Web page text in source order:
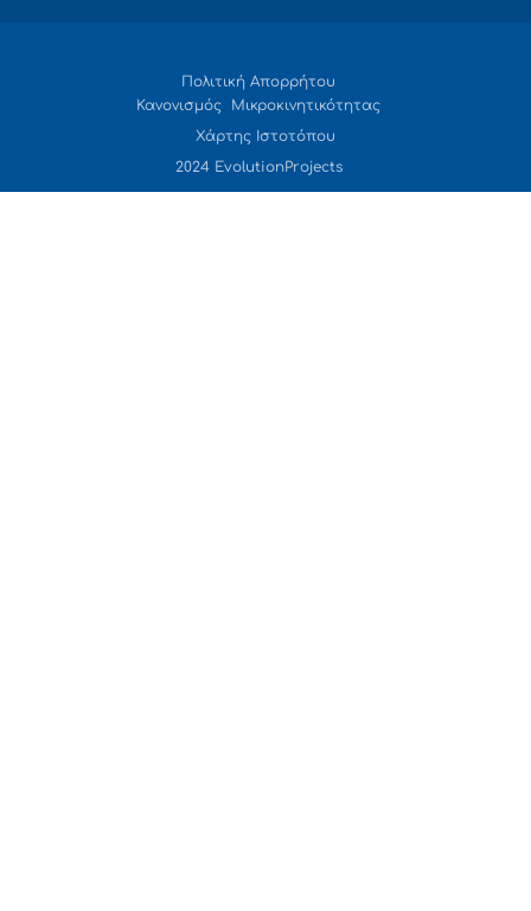
Πολιτική Απορρήτου
Κανονισμός Μικροκινητικότητας
Χάρτης Ιστοτόπου
2024 EvolutionProjects